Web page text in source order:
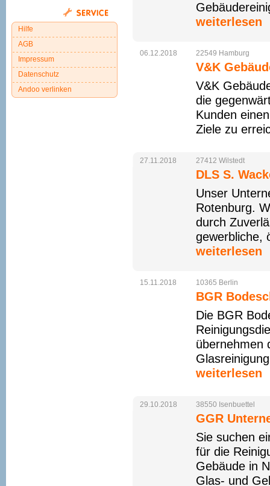
weiterlesen
06.12.2018 22549 Hamburg
V&K
V&K
die
Kunden
Ziele zu
27.11.2018 27412 Wilstedt
DLS S.
Unser
Rotenburg.
durch
gewerbliche,
weiterlesen
15.11.2018 10365 Berlin
BGR
Die BGR
übernehmen
weiterlesen
29.10.2018 38550 Isenbuettel
GGR
Sie suchen
für die
Gebäude in
Glas- und
Hilfe
AGB
Impressum
Datenschutz
Andoo verlinken